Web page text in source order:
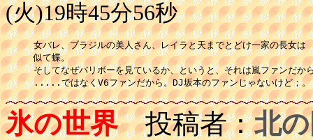
(火)19時45分56秒
女バレ、ブラジルの美人さん、レイラと天までとどけ一家の長女は
似て蝶。
そしてなぜバリボーを見ているか、というと、それは嵐ファンだか
.....ではなくV6ファンだから。DJ坂本のファンじゃないけど；。
氷の世界投稿者：北